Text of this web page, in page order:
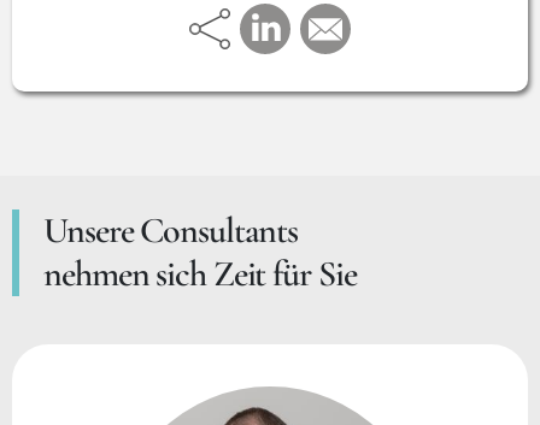
Unsere Consultants
nehmen sich Zeit für Sie